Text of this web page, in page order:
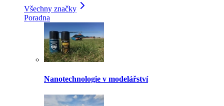
Všechny značky
Poradna
Nanotechnologie v modelářství